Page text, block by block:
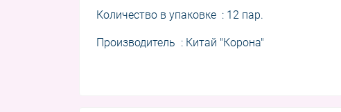
Количество в упаковке : 12 пар.
Производитель : Китай "Корона"